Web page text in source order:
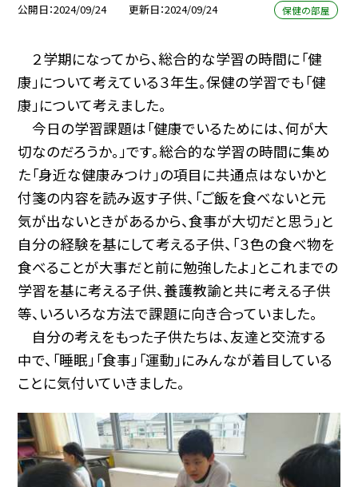
公開日 2024/09/24 更新日 2024/09/24 保健の部屋
２学期になってから、総合的な学習の時間に「健
康」について考えている３年生。保健の学習でも「健
康」について考えました。
今日の学習課題は「健康でいるためには、何が大
切なのだろうか。」です。総合的な学習の時間に集め
た「身近な健康みつけ」の項目に共通点はないかと
付箋の内容を読み返す子供、「ご飯を食べないと元
気が出ないときがあるから、食事が大切だと思う」と
自分の経験を基にして考える子供、「３色の食べ物を
食べることが大事だと前に勉強したよ」とこれまでの
学習を基に考える子供、養護教諭と共に考える子供
等、いろいろな方法で課題に向き合っていました。
自分の考えをもった子供たちは、友達と交流する
中で、「睡眠」「食事」「運動」にみんなが着目している
ことに気付いていきました。